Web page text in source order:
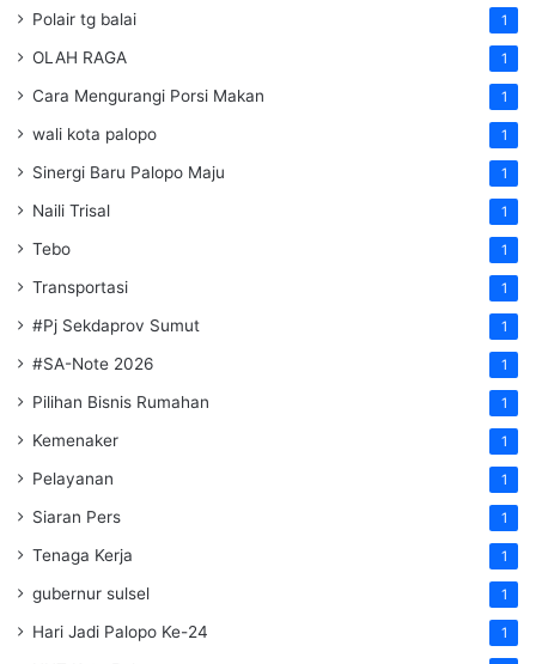
Polair tg balai 1
OLAH RAGA 1
Cara Mengurangi Porsi Makan 1
wali kota palopo 1
Sinergi Baru Palopo Maju 1
Naili Trisal 1
Tebo 1
Transportasi 1
#Pj Sekdaprov Sumut 1
#SA-Note 2026 1
Pilihan Bisnis Rumahan 1
Kemenaker 1
Pelayanan 1
Siaran Pers 1
Tenaga Kerja 1
gubernur sulsel 1
Hari Jadi Palopo Ke-24 1